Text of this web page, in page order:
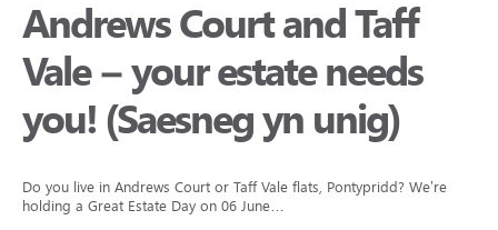
Andrews Court and Taff
Vale – your estate needs
you! (Saesneg yn unig)
Do you live in Andrews Court or Taff Vale flats, Pontypridd? We’re
holding a Great Estate Day on 06 June…